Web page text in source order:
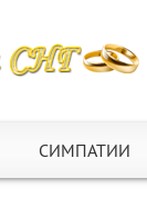
СИМПАТИИ